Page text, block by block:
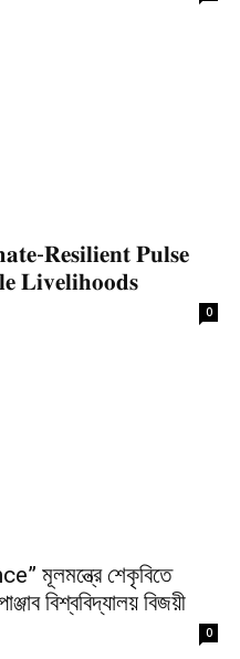
𝐑𝐞𝐬𝐢𝐥𝐢𝐞𝐧𝐭 𝐏𝐮𝐥𝐬𝐞
𝐋𝐢𝐯𝐞𝐥𝐢𝐡𝐨𝐨𝐝𝐬
0
মূলমন্ত্রে শেকৃবিতে
বিশ্ববিদ্যালয় বিজয়ী
0